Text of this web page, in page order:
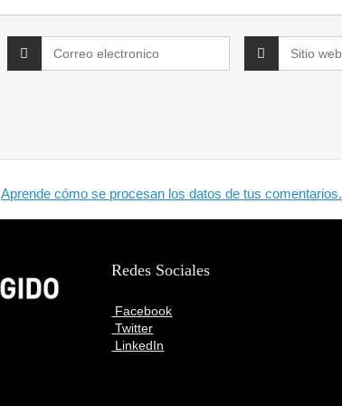
Aprende cómo se procesan los datos de tus comentarios.
Redes Sociales
Facebook
Twitter
LinkedIn